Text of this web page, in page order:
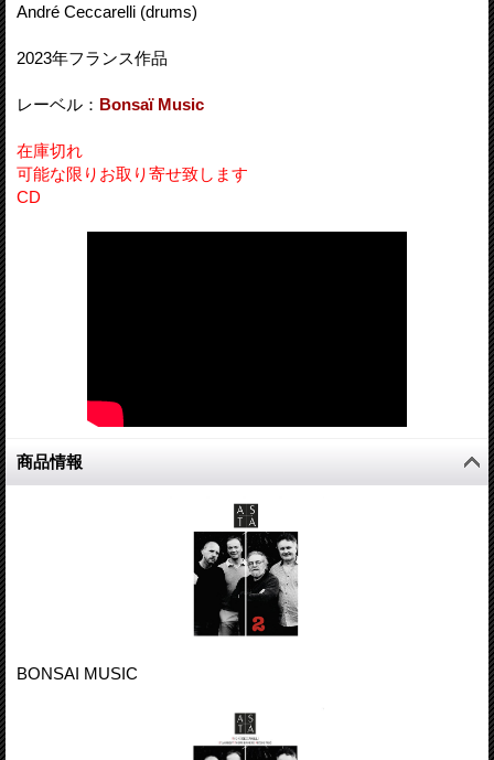
André Ceccarelli (drums)
2023年フランス作品
レーベル： Bonsaï Music
在庫切れ
可能な限りお取り寄せ致します
CD
商品情報
BONSAI MUSIC